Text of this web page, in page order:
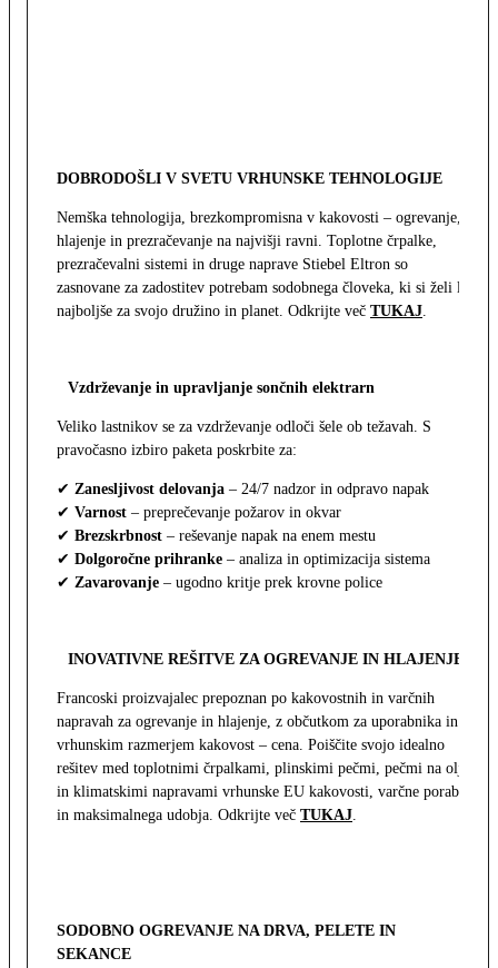
DOBRODOŠLI V SVETU VRHUNSKE TEHNOLOGIJE
Nemška tehnologija, brezkompromisna v kakovosti – ogrevanje,
hlajenje in prezračevanje na najvišji ravni. Toplotne črpalke,
prezračevalni sistemi in druge naprave Stiebel Eltron so
zasnovane za zadostitev potrebam sodobnega človeka, ki si želi le
najboljše za svojo družino in planet. Odkrijte več TUKAJ.
Vzdrževanje in upravljanje sončnih elektrarn
Veliko lastnikov se za vzdrževanje odloči šele ob težavah. S
pravočasno izbiro paketa poskrbite za:
✔ Zanesljivost delovanja – 24/7 nadzor in odpravo napak
✔ Varnost – preprečevanje požarov in okvar
✔ Brezskrbnost – reševanje napak na enem mestu
✔ Dolgoročne prihranke – analiza in optimizacija sistema
✔ Zavarovanje – ugodno kritje prek krovne police
INOVATIVNE REŠITVE ZA OGREVANJE IN HLAJENJE
Francoski proizvajalec prepoznan po kakovostnih in varčnih
napravah za ogrevanje in hlajenje, z občutkom za uporabnika in z
vrhunskim razmerjem kakovost – cena. Poiščite svojo idealno
rešitev med toplotnimi črpalkami, plinskimi pečmi, pečmi na olje
in klimatskimi napravami vrhunske EU kakovosti, varčne porabe
in maksimalnega udobja. Odkrijte več TUKAJ.
SODOBNO OGREVANJE NA DRVA, PELETE IN
SEKANCE